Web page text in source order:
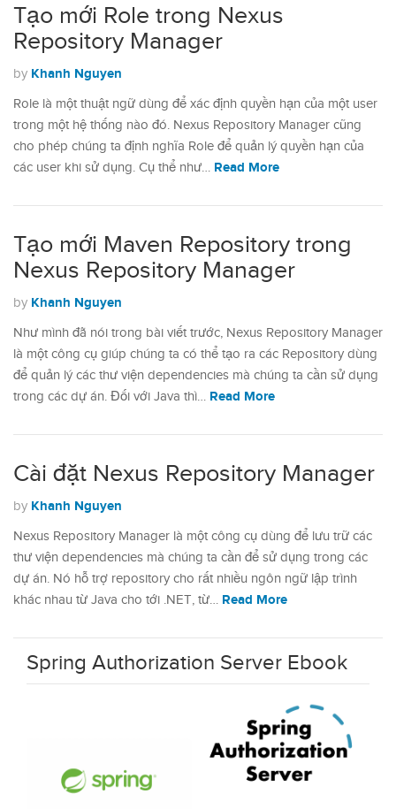
Tạo mới Role trong Nexus
Repository Manager
by Khanh Nguyen
Role là một thuật ngữ dùng để xác định quyền hạn của một user
trong một hệ thống nào đó. Nexus Repository Manager cũng
cho phép chúng ta định nghĩa Role để quản lý quyền hạn của
các user khi sử dụng. Cụ thể như… Read More
Tạo mới Maven Repository trong
Nexus Repository Manager
by Khanh Nguyen
Như mình đã nói trong bài viết trước, Nexus Repository Manager
là một công cụ giúp chúng ta có thể tạo ra các Repository dùng
để quản lý các thư viện dependencies mà chúng ta cần sử dụng
trong các dự án. Đối với Java thì… Read More
Cài đặt Nexus Repository Manager
by Khanh Nguyen
Nexus Repository Manager là một công cụ dùng để lưu trữ các
thư viện dependencies mà chúng ta cần để sử dụng trong các
dự án. Nó hỗ trợ repository cho rất nhiều ngôn ngữ lập trình
khác nhau từ Java cho tới .NET, từ… Read More
Spring Authorization Server Ebook